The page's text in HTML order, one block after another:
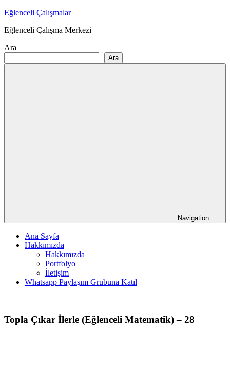
Skip
content
Eğlenceli Çalışmalar
Eğlenceli Çalışma Merkezi
Ara
Ara
Navigation
Ana Sayfa
Hakkımızda
Hakkımızda
Portfolyo
İletişim
Whatsapp Paylaşım Grubuna Katıl
Topla Çıkar İlerle (Eğlenceli Matematik) – 28